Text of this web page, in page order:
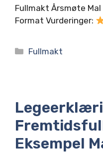
Fullmakt Årsmøte Mal
Format Vurderinger:
Kategorier
Fullmakt
Eksempel